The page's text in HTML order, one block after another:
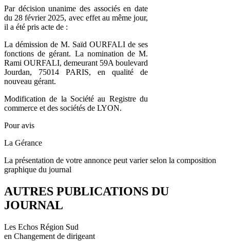
Par décision unanime des associés en date
du 28 février 2025, avec effet au même jour,
il a été pris acte de :
La démission de M. Saïd OURFALI de ses
fonctions de gérant. La nomination de M.
Rami OURFALI, demeurant 59A boulevard
Jourdan, 75014 PARIS, en qualité de
nouveau gérant.
Modification de la Société au Registre du
commerce et des sociétés de LYON.
Pour avis
La Gérance
La présentation de votre annonce peut varier selon la composition
graphique du journal
AUTRES PUBLICATIONS DU
JOURNAL
Les Echos Région Sud
en Changement de dirigeant